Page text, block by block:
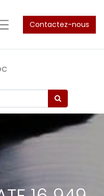
Contactez-nous